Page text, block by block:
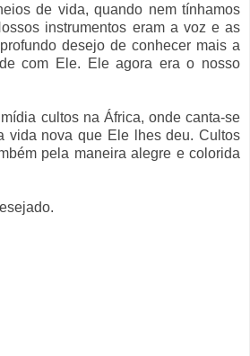
de vida, quando nem tínhamos
instrumentos eram a voz e as
desejo de conhecer mais a
com Ele. Ele agora era o nosso
cultos na África, onde canta-se
vida nova que Ele lhes deu. Cultos
pela maneira alegre e colorida